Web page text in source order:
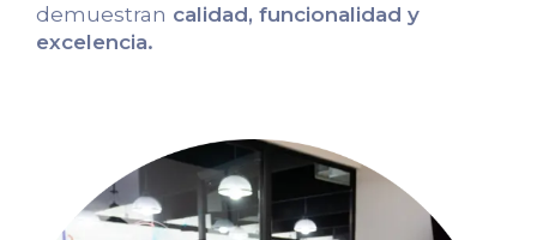
demuestran calidad, funcionalidad y
excelencia.